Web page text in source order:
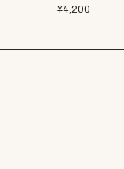
¥4,200